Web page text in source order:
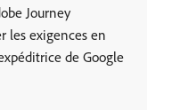
Journey
les exigences en
de Google